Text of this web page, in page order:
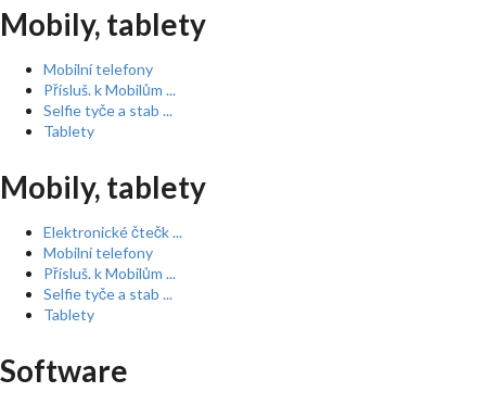
Mobily, tablety
Mobilní telefony
Přísluš. k Mobilům ...
Selfie tyče a stab ...
Tablety
Mobily, tablety
Elektronické čtečk ...
Mobilní telefony
Přísluš. k Mobilům ...
Selfie tyče a stab ...
Tablety
Software